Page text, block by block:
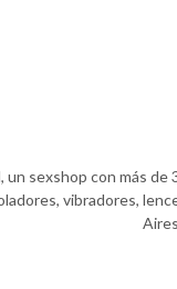
un sexshop con más
vibradores,